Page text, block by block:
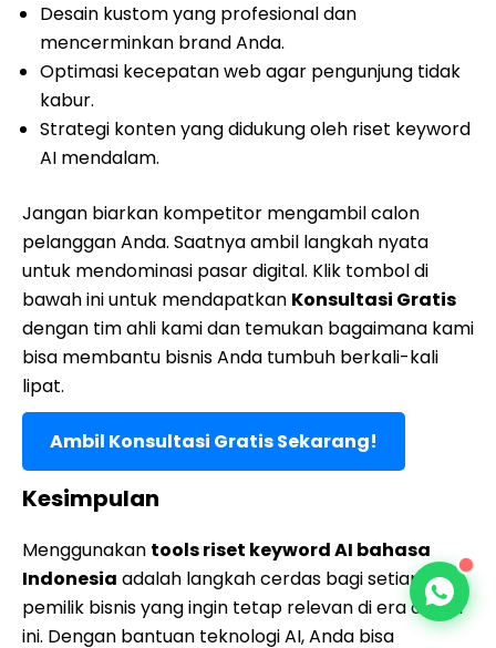
Desain kustom yang profesional dan
mencerminkan brand Anda.
Optimasi kecepatan web agar pengunjung tidak
kabur.
Strategi konten yang didukung oleh riset keyword
AI mendalam.
Jangan biarkan kompetitor mengambil calon
pelanggan Anda. Saatnya ambil langkah nyata
untuk mendominasi pasar digital. Klik tombol di
bawah ini untuk mendapatkan Konsultasi Gratis
dengan tim ahli kami dan temukan bagaimana kami
bisa membantu bisnis Anda tumbuh berkali-kali
lipat.
Ambil Konsultasi Gratis Sekarang!
Kesimpulan
Menggunakan tools riset keyword AI bahasa
Indonesia adalah langkah cerdas bagi setiap
pemilik bisnis yang ingin tetap relevan di era digital
ini. Dengan bantuan teknologi AI, Anda bisa